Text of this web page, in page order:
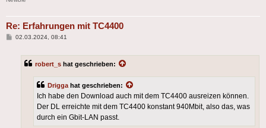
Re: Erfahrungen mit TC4400
Beitrag
02.03.2024, 08:41
robert_s hat geschrieben:
Drigga hat geschrieben:
Ich habe den Download auch mit dem TC4400 ausreizen können.
Der DL erreichte mit dem TC4400 konstant 940Mbit, also das, was
durch ein Gbit-LAN passt.